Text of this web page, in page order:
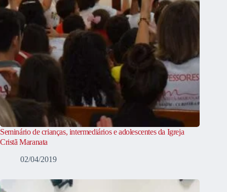
Seminário de crianças, intermediários e adolescentes da Igreja
Cristã Maranata
02/04/2019